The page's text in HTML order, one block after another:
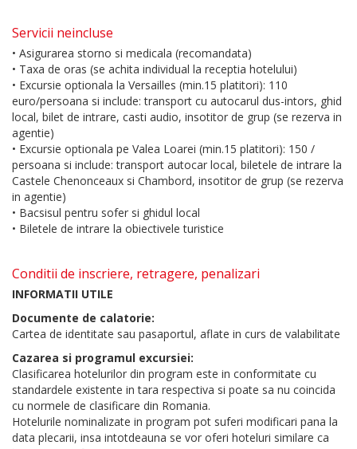
Servicii neincluse
• Asigurarea storno si medicala (recomandata)
• Taxa de oras (se achita individual la receptia hotelului)
• Excursie optionala la Versailles (min.15 platitori): 110
euro/persoana si include: transport cu autocarul dus-intors, ghid
local, bilet de intrare, casti audio, insotitor de grup (se rezerva in
agentie)
• Excursie optionala pe Valea Loarei (min.15 platitori): 150 /
persoana si include: transport autocar local, biletele de intrare la
Castele Chenonceaux si Chambord, insotitor de grup (se rezerva
in agentie)
• Bacsisul pentru sofer si ghidul local
• Biletele de intrare la obiectivele turistice
Conditii de inscriere, retragere, penalizari
INFORMATII UTILE
Documente de calatorie:
Cartea de identitate sau pasaportul, aflate in curs de valabilitate
Cazarea si programul excursiei:
Clasificarea hotelurilor din program este in conformitate cu
standardele existente in tara respectiva si poate sa nu coincida
cu normele de clasificare din Romania.
Hotelurile nominalizate in program pot suferi modificari pana la
data plecarii, insa intotdeauna se vor oferi hoteluri similare ca